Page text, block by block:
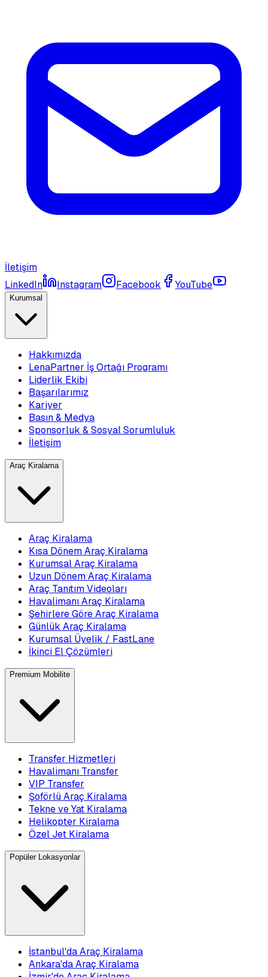
İletişim
LinkedIn
Instagram Facebook YouTube
Kurumsal
Hakkımızda
LenaPartner İş Ortağı Programı
Liderlik Ekibi
Başarılarımız
Kariyer
Basın & Medya
Sponsorluk & Sosyal Sorumluluk
İletişim
Araç Kiralama
Araç Kiralama
Kısa Dönem Araç Kiralama
Kurumsal Araç Kiralama
Uzun Dönem Araç Kiralama
Araç Tanıtım Videoları
Havalimanı Araç Kiralama
Şehirlere Göre Araç Kiralama
Günlük Araç Kiralama
Kurumsal Üyelik / FastLane
İkinci El Çözümleri
Premium Mobilite
Transfer Hizmetleri
Havalimanı Transfer
VIP Transfer
Şoförlü Araç Kiralama
Tekne ve Yat Kiralama
Helikopter Kiralama
Özel Jet Kiralama
Popüler Lokasyonlar
İstanbul'da Araç Kiralama
Ankara'da Araç Kiralama